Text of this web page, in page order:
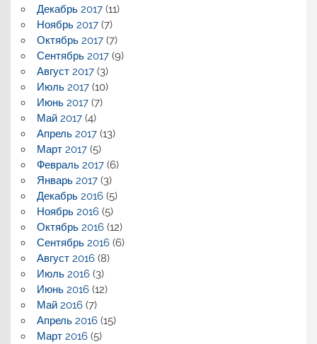
Декабрь 2017(11)
Ноябрь 2017(7)
Октябрь 2017(7)
Сентябрь 2017(9)
Август 2017(3)
Июль 2017(10)
Июнь 2017(7)
Май 2017(4)
Апрель 2017(13)
Март 2017(5)
Февраль 2017(6)
Январь 2017(3)
Декабрь 2016(5)
Ноябрь 2016(5)
Октябрь 2016(12)
Сентябрь 2016(6)
Август 2016(8)
Июль 2016(3)
Июнь 2016(12)
Май 2016(7)
Апрель 2016(15)
Март 2016(5)